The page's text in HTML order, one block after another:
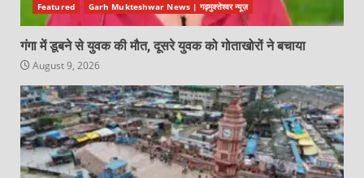
Featured Garh Mukteshwar News | गढ़मुक्तेश्वर न्यूज़
गंगा में डूबने से युवक की मौत, दूसरे युवक को गोताखोरों ने बचाया
August 9, 2026